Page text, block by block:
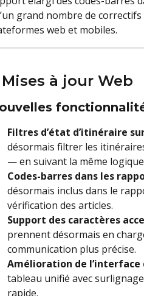
grand nombre de
web et mobiles.
Mises à jour Web
Filtres d’état d’itinéraire
désormais filtrer les
— en suivant la même
Codes-barres dans les
désormais inclus dans le
vérification des articles.
Support des caractères
prennent désormais en
communication plus précise.
Amélioration de
tableau unifié avec
rapide.